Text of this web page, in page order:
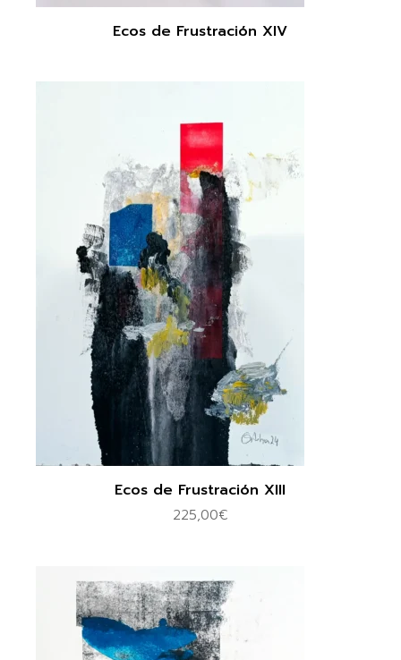
Ecos de Frustración XIV
Ecos de Frustración XIII
225,00€